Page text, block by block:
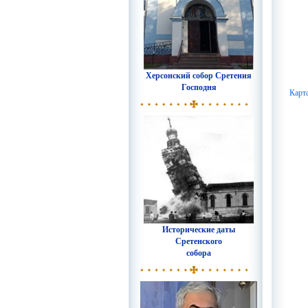
Херсонский собор Сретения
Господня
Исторические даты
Сретенского
собора